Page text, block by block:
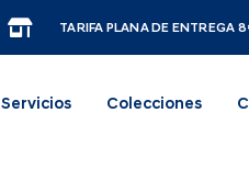
TARIFA PLANA DE ENTREGA
Servicios Colecciones